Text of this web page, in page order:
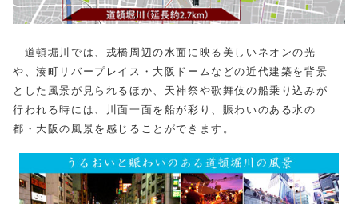
道頓堀川では、戎橋周辺の水面に映る美しいネオンの光
や、湊町リバープレイス・大阪ドームなどの近代建築を背景
とした風景が見られるほか、天神祭や歌舞伎の船乗り込みが
行われる時には、川面一面を船が彩り、賑わいのある水の
都・大阪の風景を感じることができます。